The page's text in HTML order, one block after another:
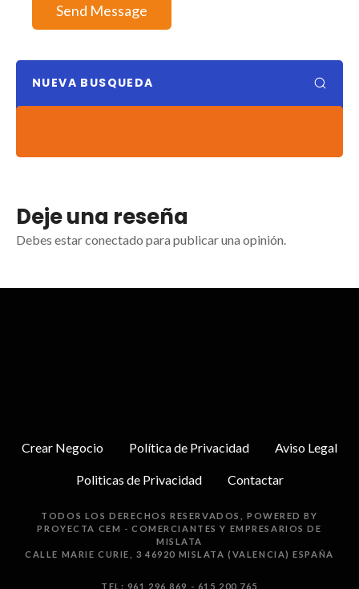
Send Message
NUEVA BUSQUEDA
Deje una reseña
Debes estar conectado para publicar una opinión.
Crear Negocio Política de Privacidad Aviso Legal
Politicas de Privacidad Contactar
TODOS LOS DERECHOS RESERVADOS, POWERED BY
PROYECTA CEM - COMERCIANTES Y EMPRESARIOS DE
MISLATA
CALLE MARIE CURIE, 3 46920 MISLATA (VALENCIA) ESPAÑA
TEL: 961 296 869 - 615 200 765